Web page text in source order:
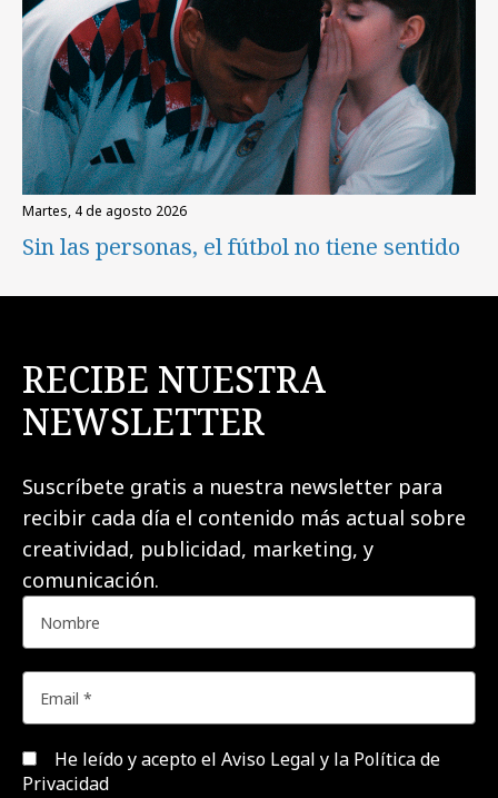
martes, 4 de agosto 2026
Sin las personas, el fútbol no tiene sentido
RECIBE NUESTRA
NEWSLETTER
Suscríbete gratis a nuestra newsletter para
recibir cada día el contenido más actual sobre
creatividad, publicidad, marketing, y
comunicación.
He leído y acepto el Aviso Legal y la Política de
Privacidad